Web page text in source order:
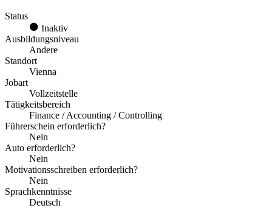
Status
Inaktiv
Ausbildungsniveau
Andere
Standort
Vienna
Jobart
Vollzeitstelle
Tätigkeitsbereich
Finance / Accounting / Controlling
Führerschein erforderlich?
Nein
Auto erforderlich?
Nein
Motivationsschreiben erforderlich?
Nein
Sprachkenntnisse
Deutsch